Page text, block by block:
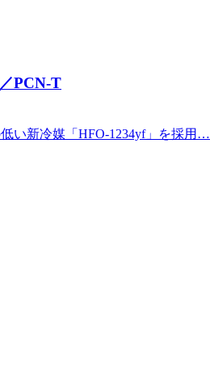
PCN-T
低い新冷媒「HFO-1234yf」を採用…